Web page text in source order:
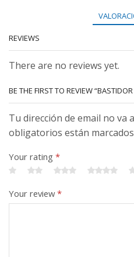
REVIEWS
There are no reviews yet.
BE THE FIRST TO REVIEW
Tu dirección de email no va
obligatorios están marcados
Your rating *
Your review*